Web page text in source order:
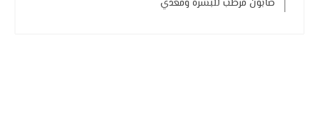
صابون مرطب للبشرة ومغذي